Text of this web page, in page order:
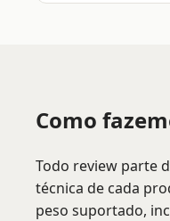
Como
Todo review parte
técnica de cada
peso suportado,